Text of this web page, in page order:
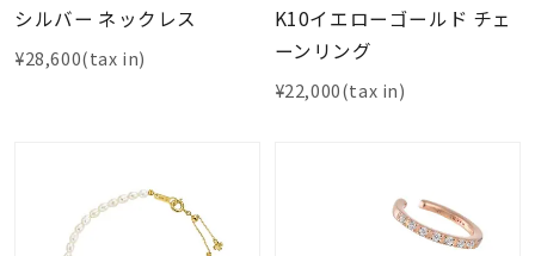
シルバー ネックレス
¥28,600(tax in)
K10イエローゴールド チェ
ーンリング
¥22,000(tax in)